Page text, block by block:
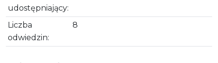
udostępniający:
Liczba
odwiedzin:
8